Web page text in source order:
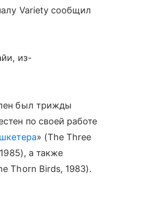
Variety сообщил
из-
был трижды
по своей работе
» (The Three
а также
Thorn Birds, 1983).